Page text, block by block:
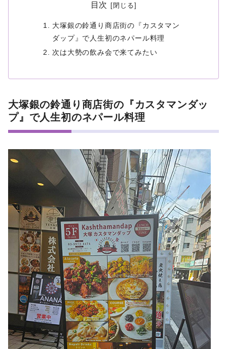
目次
大塚銀の鈴通り商店街の『カスタマン
ダップ』で人生初のネパール料理
次は大勢の飲み会で来てみたい
大塚銀の鈴通り商店街の『カスタマンダッ
プ』で人生初のネパール料理